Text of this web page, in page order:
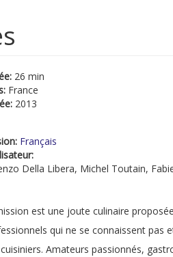
26 min
France
2013
Français
Della Libera, Michel Toutain,
est une joute culinaire
qui ne se connaissent pas
Amateurs passionnés,